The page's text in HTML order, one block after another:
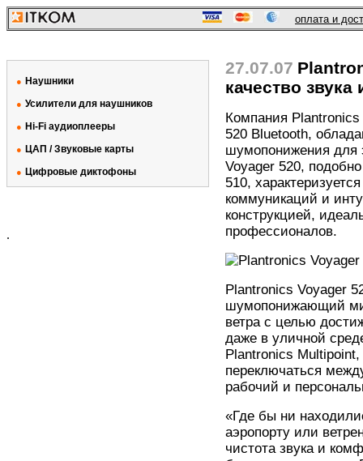
оплата и
● Наушники
● Усилители для наушников
● Hi-Fi аудиоплееры
● ЦАП / Звуковые карты
● Цифровые диктофоны
.
27.07.07
качество
Компания Plantronics
520 Bluetooth,
шумопонижения для
Voyager 520,
510,
коммуникаций и
конструкцией,
профессионалов.
Plantronics Voyager
шумопонижающий
ветра с целью
даже в уличной
Plantronics Multipoint,
переключаться
рабочий и
«Где бы ни
аэропорту или
чистота звука и